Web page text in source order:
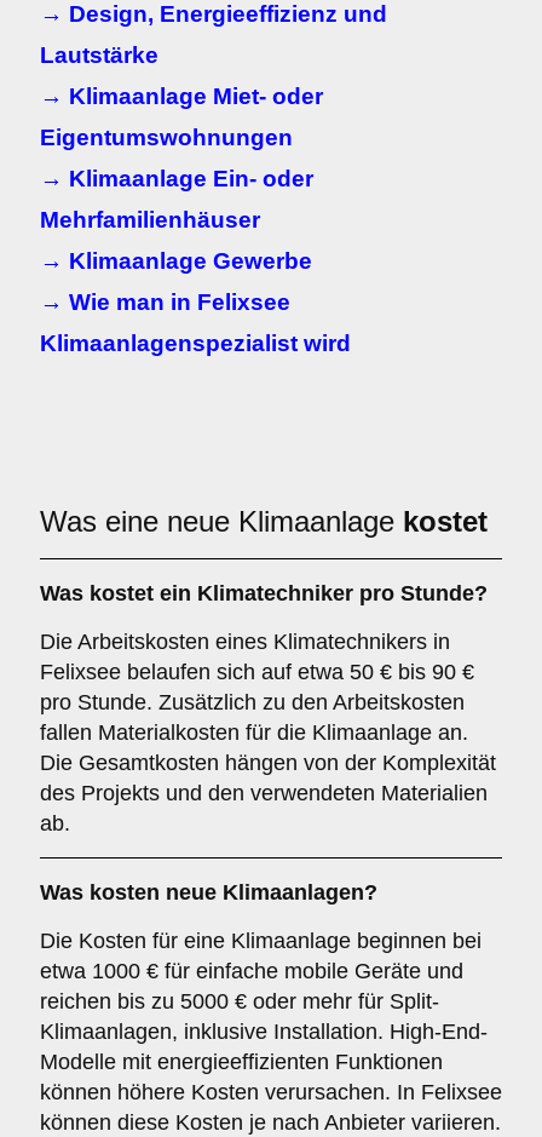
→ Design, Energieeffizienz und
Lautstärke
→ Klimaanlage Miet- oder
Eigentumswohnungen
→ Klimaanlage Ein- oder
Mehrfamilienhäuser
→ Klimaanlage Gewerbe
→ Wie man in Felixsee
Klimaanlagenspezialist wird
Was eine neue Klimaanlage kostet
Was kostet ein Klimatechniker pro Stunde?
Die Arbeitskosten eines Klimatechnikers in
Felixsee belaufen sich auf etwa 50 € bis 90 €
pro Stunde. Zusätzlich zu den Arbeitskosten
fallen Materialkosten für die Klimaanlage an.
Die Gesamtkosten hängen von der Komplexität
des Projekts und den verwendeten Materialien
ab.
Was kosten neue Klimaanlagen?
Die Kosten für eine Klimaanlage beginnen bei
etwa 1000 € für einfache mobile Geräte und
reichen bis zu 5000 € oder mehr für Split-
Klimaanlagen, inklusive Installation. High-End-
Modelle mit energieeffizienten Funktionen
können höhere Kosten verursachen. In Felixsee
können diese Kosten je nach Anbieter variieren.